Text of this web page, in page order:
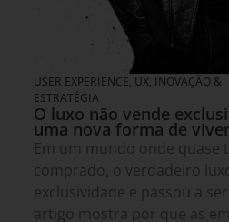
USER EXPERIENCE, UX, INOVAÇÃO &
ESTRATÉGIA
O luxo não vende
uma nova forma de
Em um mundo onde quase
comprado, o verdadeiro
exclusividade e passou a
artigo mostra por que as